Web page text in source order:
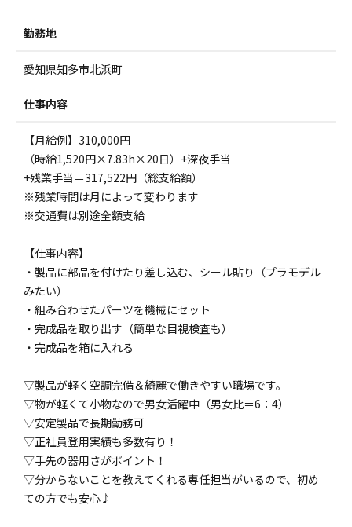
勤務地
愛知県知多市北浜町
仕事内容
【月給例】310,000円
（時給1,520円×7.83h×20日）+深夜手当
+残業手当＝317,522円（総支給額）
※残業時間は月によって変わります
※交通費は別途全額支給
【仕事内容】
・製品に部品を付けたり差し込む、シール貼り（プラモデル
みたい）
・組み合わせたパーツを機械にセット
・完成品を取り出す（簡単な目視検査も）
・完成品を箱に入れる
▽製品が軽く空調完備＆綺麗で働きやすい職場です。
▽物が軽くて小物なので男女活躍中（男女比＝6：4）
▽安定製品で長期勤務可
▽正社員登用実績も多数有り！
▽手先の器用さがポイント！
▽分からないことを教えてくれる専任担当がいるので、初め
ての方でも安心♪